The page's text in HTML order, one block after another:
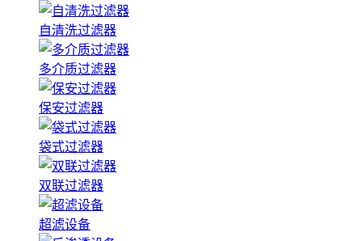
自清洗过滤器
多介质过滤器
保安过滤器
袋式过滤器
双联过滤器
超滤设备